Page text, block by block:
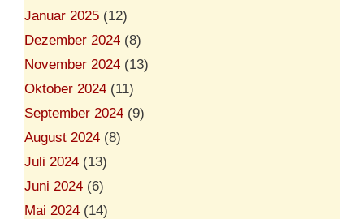
Januar 2025 (12)
Dezember 2024 (8)
November 2024 (13)
Oktober 2024 (11)
September 2024 (9)
August 2024 (8)
Juli 2024 (13)
Juni 2024 (6)
Mai 2024 (14)